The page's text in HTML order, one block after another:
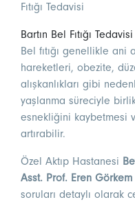
Fıtığı Tedavisi
Bartın Bel Fıtığı Tedavisi
Bel fıtığı genellikle ani
hareketleri, obezite,
alışkanlıkları gibi
yaşlanma süreciyle
esnekliğini kaybetmesi
artırabilir.
Özel Aktıp Hastanesi
Asst. Prof. Eren Görkem
soruları detaylı olarak